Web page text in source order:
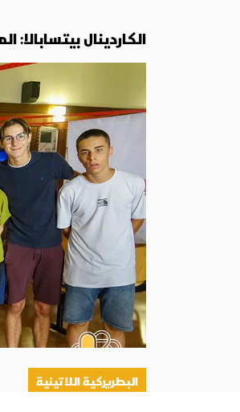
الكاردينال
البطريركية اللاتينية